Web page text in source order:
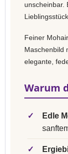
unscheinbar.
Feiner
Maschenbild
elegante,
Warum
✓ Edle
✓